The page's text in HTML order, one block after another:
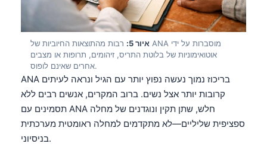
איור 5:
רבות מהתוצאות החיוביות של ANA מוסברות על ידי
אוטואימוניות של בלוטת התריס, זיהומים, תרופות או מצבים
אחרים שאינם לופוס.
ANA בריכוז נמוך נעשה נפוץ יותר עם הגיל ונראה לעיתים
קרובות יותר אצל נשים. ברוב המקרים, אנשים רבים ללא
תסמינים עם ANA חלש, שתן תקין ונוגדנים של מחלה
ספציפית שליליים—לא מתקדמים למחלה ראומטית מערכתית
בניסיוני.